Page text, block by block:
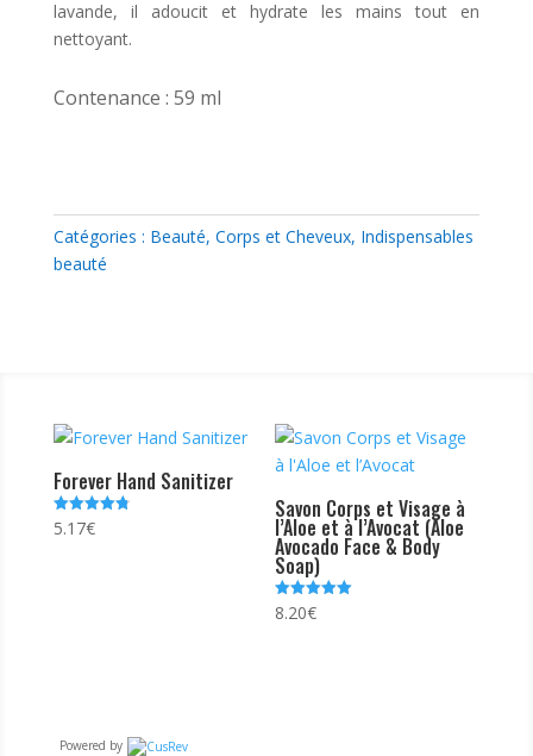
lavande, il adoucit et hydrate les mains tout en
nettoyant.
Contenance : 59 ml
Catégories : Beauté, Corps et Cheveux, Indispensables
beauté
Forever Hand Sanitizer
Note
4.80
5.17€
Savon Corps et Visage à
l’Aloe et à l’Avocat (Aloe
Avocado Face & Body
Soap)
Note
5.00
8.20€
Powered by